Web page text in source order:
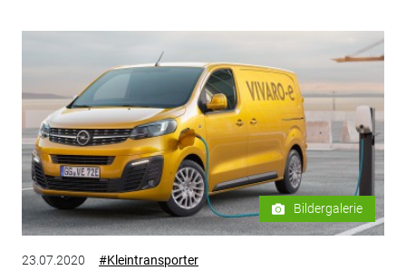
Bildergalerie
23.07.2020 #Kleintransporter